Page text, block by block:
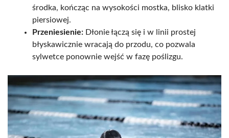
środka, kończąc na wysokości mostka, blisko klatki
piersiowej.
Przeniesienie: Dłonie łączą się i w linii prostej
błyskawicznie wracają do przodu, co pozwala
sylwetce ponownie wejść w fazę poślizgu.